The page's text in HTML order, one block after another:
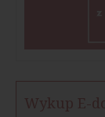
Wykup E-